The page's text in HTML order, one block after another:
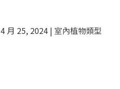
4 月 25, 2024 | 室內植物類型